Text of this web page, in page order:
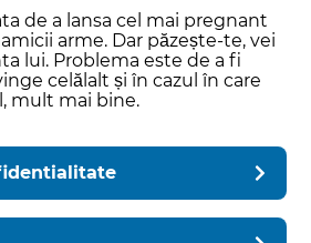
de a lansa cel mai pregnant
arme. Dar păzește-te, vei
lui. Problema este de a fi
celălalt și în cazul în care
mult mai bine.